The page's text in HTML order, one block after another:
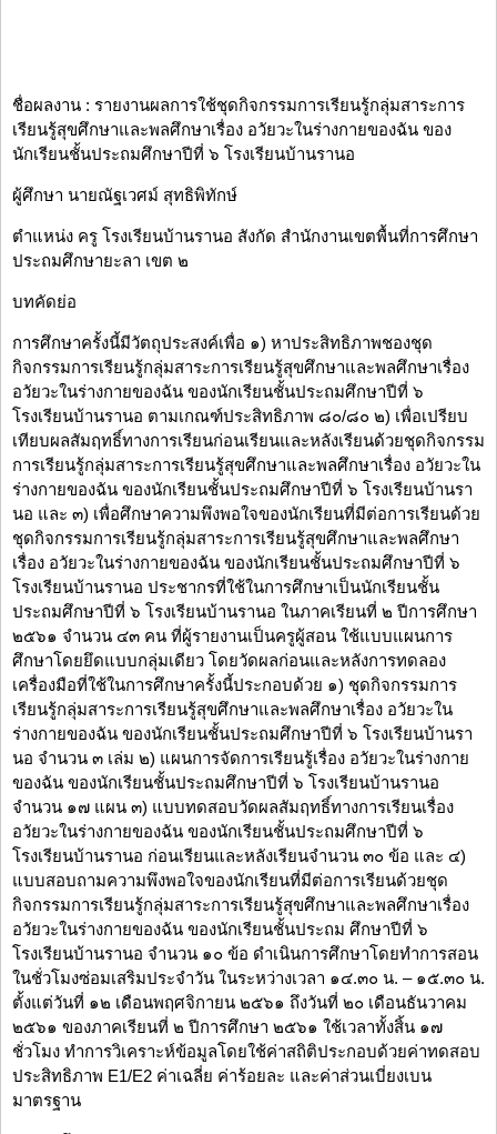
ชื่อผลงาน : รายงานผลการใช้ชุดกิจกรรมการเรียนรู้กลุ่มสาระการ
เรียนรู้สุขศึกษาและพลศึกษาเรื่อง อวัยวะในร่างกายของฉัน ของ
นักเรียนชั้นประถมศึกษาปีที่ ๖ โรงเรียนบ้านรานอ
ผู้ศึกษา นายณัฐเวศม์ สุทธิพิทักษ์
ตำแหน่ง ครู โรงเรียนบ้านรานอ สังกัด สำนักงานเขตพื้นที่การศึกษา
ประถมศึกษายะลา เขต ๒
บทคัดย่อ
การศึกษาครั้งนี้มีวัตถุประสงค์เพื่อ ๑) หาประสิทธิภาพชองชุด
กิจกรรมการเรียนรู้กลุ่มสาระการเรียนรู้สุขศึกษาและพลศึกษาเรื่อง
อวัยวะในร่างกายของฉัน ของนักเรียนชั้นประถมศึกษาปีที่ ๖
โรงเรียนบ้านรานอ ตามเกณฑ์ประสิทธิภาพ ๘๐/๘๐ ๒) เพื่อเปรียบ
เทียบผลสัมฤทธิ์ทางการเรียนก่อนเรียนและหลังเรียนด้วยชุดกิจกรรม
การเรียนรู้กลุ่มสาระการเรียนรู้สุขศึกษาและพลศึกษาเรื่อง อวัยวะใน
ร่างกายของฉัน ของนักเรียนชั้นประถมศึกษาปีที่ ๖ โรงเรียนบ้านรา
นอ และ ๓) เพื่อศึกษาความพึงพอใจของนักเรียนที่มีต่อการเรียนด้วย
ชุดกิจกรรมการเรียนรู้กลุ่มสาระการเรียนรู้สุขศึกษาและพลศึกษา
เรื่อง อวัยวะในร่างกายของฉัน ของนักเรียนชั้นประถมศึกษาปีที่ ๖
โรงเรียนบ้านรานอ ประชากรที่ใช้ในการศึกษาเป็นนักเรียนชั้น
ประถมศึกษาปีที่ ๖ โรงเรียนบ้านรานอ ในภาคเรียนที่ ๒ ปีการศึกษา
๒๕๖๑ จำนวน ๔๓ คน ที่ผู้รายงานเป็นครูผู้สอน ใช้แบบแผนการ
ศึกษาโดยยึดแบบกลุ่มเดียว โดยวัดผลก่อนและหลังการทดลอง
เครื่องมือที่ใช้ในการศึกษาครั้งนี้ประกอบด้วย ๑) ชุดกิจกรรมการ
เรียนรู้กลุ่มสาระการเรียนรู้สุขศึกษาและพลศึกษาเรื่อง อวัยวะใน
ร่างกายของฉัน ของนักเรียนชั้นประถมศึกษาปีที่ ๖ โรงเรียนบ้านรา
นอ จำนวน ๓ เล่ม ๒) แผนการจัดการเรียนรู้เรื่อง อวัยวะในร่างกาย
ของฉัน ของนักเรียนชั้นประถมศึกษาปีที่ ๖ โรงเรียนบ้านรานอ
จำนวน ๑๗ แผน ๓) แบบทดสอบวัดผลสัมฤทธิ์ทางการเรียนเรื่อง
อวัยวะในร่างกายของฉัน ของนักเรียนชั้นประถมศึกษาปีที่ ๖
โรงเรียนบ้านรานอ ก่อนเรียนและหลังเรียนจำนวน ๓๐ ข้อ และ ๔)
แบบสอบถามความพึงพอใจของนักเรียนที่มีต่อการเรียนด้วยชุด
กิจกรรมการเรียนรู้กลุ่มสาระการเรียนรู้สุขศึกษาและพลศึกษาเรื่อง
อวัยวะในร่างกายของฉัน ของนักเรียนชั้นประถม ศึกษาปีที่ ๖
โรงเรียนบ้านรานอ จำนวน ๑๐ ข้อ ดำเนินการศึกษาโดยทำการสอน
ในชั่วโมงซ่อมเสริมประจำวัน ในระหว่างเวลา ๑๔.๓๐ น. – ๑๕.๓๐ น.
ตั้งแต่วันที่ ๑๒ เดือนพฤศจิกายน ๒๕๖๑ ถึงวันที่ ๒๐ เดือนธันวาคม
๒๕๖๑ ของภาคเรียนที่ ๒ ปีการศึกษา ๒๕๖๑ ใช้เวลาทั้งสิ้น ๑๗
ชั่วโมง ทำการวิเคราะห์ข้อมูลโดยใช้ค่าสถิติประกอบด้วยค่าทดสอบ
ประสิทธิภาพ E1/E2 ค่าเฉลี่ย ค่าร้อยละ และค่าส่วนเบี่ยงเบน
มาตรฐาน